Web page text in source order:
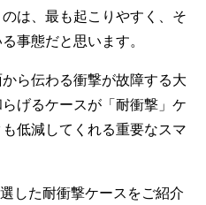
は、最も起こりやすく、そ
事態だと思います。
ら伝わる衝撃が故障する大
げるケースが「耐衝撃」ケ
低減してくれる重要なスマ
した耐衝撃ケースをご紹介